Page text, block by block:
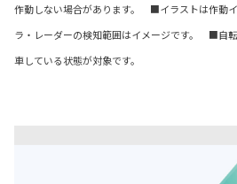
作動しない場合があります。 ■イラストは作動
ラ・レーダーの検知範囲はイメージです。 ■自
車している状態が対象です。